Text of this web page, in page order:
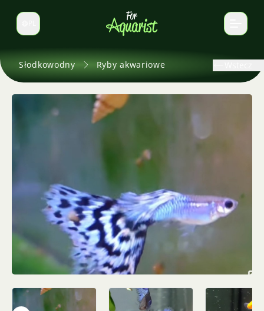
Zmień język
Słodkowodny Ryby akwariowe